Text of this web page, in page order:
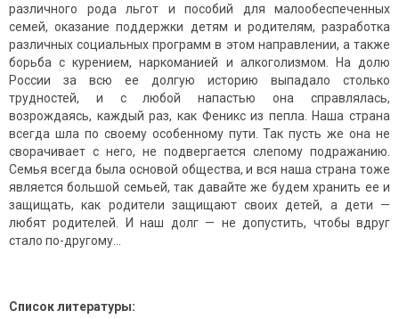
различного рода льгот и пособий для малообеспеченных
семей, оказание поддержки детям и родителям, разработка
различных социальных программ в этом направлении, а также
борьба с курением, наркоманией и алкоголизмом. На долю
России за всю ее долгую историю выпадало столько
трудностей, и с любой напастью она справлялась,
возрождаясь, каждый раз, как Феникс из пепла. Наша страна
всегда шла по своему особенному пути. Так пусть же она не
сворачивает с него, не подвергается слепому подражанию.
Семья всегда была основой общества, и вся наша страна тоже
является большой семьей, так давайте же будем хранить ее и
защищать, как родители защищают своих детей, а дети —
любят родителей. И наш долг — не допустить, чтобы вдруг
стало по-другому…
Список литературы: